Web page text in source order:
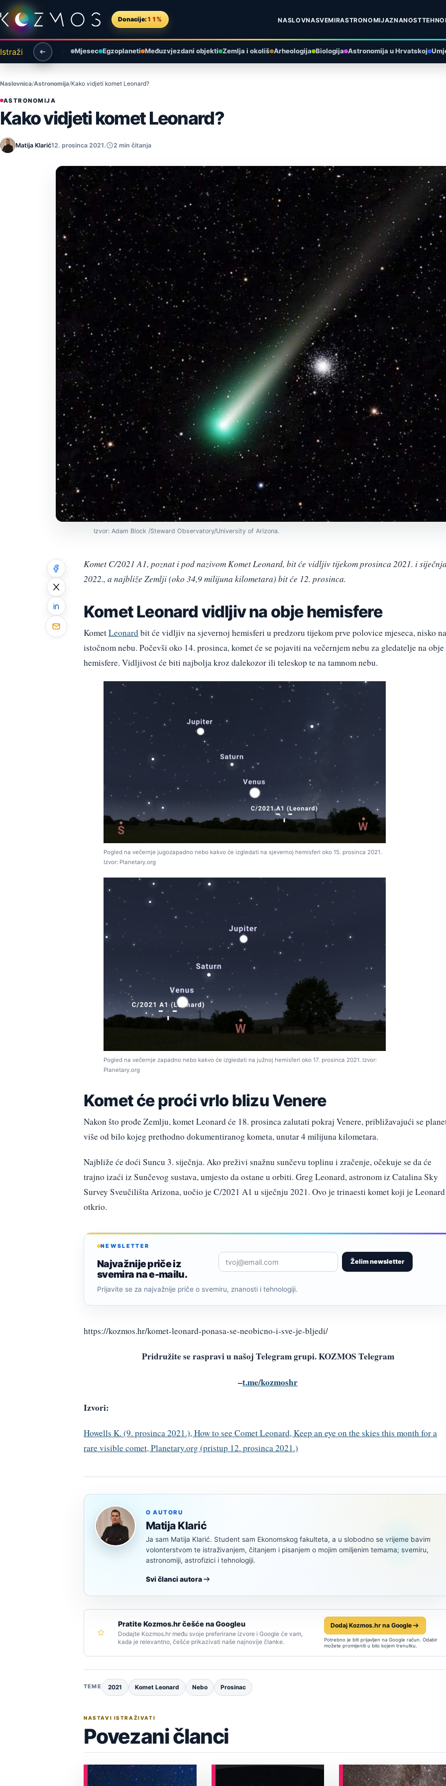
Preskoči na sadržaj
Donacije: 11% NASLOVNASVEMIRASTRONOMIJAZNANOST
Istraži Mjesec Egzoplaneti Međuzvjezdani objekti Zemlja i okoliš Arheologija Biologija Astronomija u Hrvatskoj
Naslovnica Astronomija Kako vidjeti komet Leonard?
ASTRONOMIJA
Kako vidjeti komet Leonard?
Matija Klarić12. prosinca 2021. 2 min čitanja
Izvor: Adam Block /Steward Observatory/University of Arizona.
Komet C/2021 A1, poznat i pod nazivom Komet Leonard, bit će vidljiv tijekom prosinca 2021. i
2022., a najbliže Zemlji (oko 34,9 milijuna kilometara) bit će 12. prosinca.
Komet Leonard vidljiv na obje hemisfere
KometLeonardbit će vidljiv na sjevernoj hemisferi u predzoru tijekom prve polovice mjeseca, nisko na
istočnom nebu. Počevši oko 14. prosinca, komet će se pojaviti na večernjem nebu za gledatelje na obje
hemisfere. Vidljivost će biti najbolja kroz dalekozor ili teleskop te na tamnom nebu.
Pogled na večernje jugozapadno nebo kakvo će izgledati na sjevernoj hemisferi oko 15. prosinca 2021.
Izvor: Planetary.org
Pogled na večernje zapadno nebo kakvo će izgledati na južnoj hemisferi oko 17. prosinca 2021. Izvor:
Planetary.org
Komet će proći vrlo blizu Venere
Nakon što prođe Zemlju, komet Leonard će 18. prosinca zalutati pokraj Venere, približavajući se
više od bilo kojeg prethodno dokumentiranog kometa, unutar 4 milijuna kilometara.
Najbliže će doći Suncu 3. siječnja. Ako preživi snažnu sunčevu toplinu i zračenje, očekuje se da će
trajno izaći iz Sunčevog sustava, umjesto da ostane u orbiti. Greg Leonard, astronom iz Catalina Sky
Survey Sveučilišta Arizona, uočio je C/2021 A1 u siječnju 2021. Ovo je trinaesti komet koji je Leonard
otkrio.
NEWSLETTER
Najvažnije priče iz
svemira na e-mailu.
Želim newsletter
Prijavite se za najvažnije priče o svemiru, znanosti i tehnologiji.
https://kozmos.hr/komet-leonard-ponasa-se-neobicno-i-sve-je-bljedi/
Pridružite se raspravi u našoj Telegram grupi. KOZMOS Telegram
–t.me/kozmoshr
Izvori:
Howells K. (9. prosinca 2021.), How to see Comet Leonard, Keep an eye on the skies this month for a
rare visible comet, Planetary.org (pristup 12. prosinca 2021.)
O AUTORU
Matija Klarić
Ja sam Matija Klarić. Student sam Ekonomskog fakulteta, a u slobodno se vrijeme bavim
volonterstvom te istraživanjem, čitanjem i pisanjem o mojim omiljenim temama; svemiru,
astronomiji, astrofizici i tehnologiji.
Svi članci autora
Pratite Kozmos.hr češće na Googleu
Dodajte Kozmos.hr među svoje preferirane izvore i Google će vam,
kada je relevantno, češće prikazivati naše najnovije članke.
Dodaj Kozmos.hr na Google
Potrebno je biti prijavljen na Google račun. Odabir
možete promijeniti u bilo kojem trenutku.
TEME 2021 Komet Leonard Nebo Prosinac
NASTAVI ISTRAŽIVATI
Povezani članci